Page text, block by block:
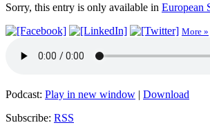
Sorry, this entry is only available in European
More »
Podcast: Play in new window | Download
Subscribe: RSS